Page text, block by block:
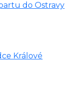
do Ostravy
Králové